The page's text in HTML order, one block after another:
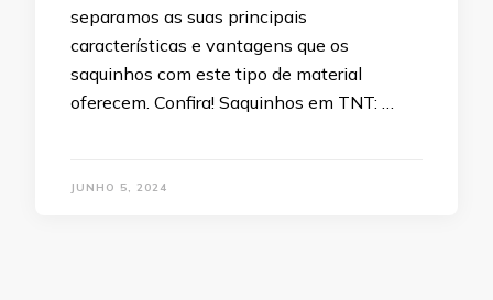
separamos as suas principais
características e vantagens que os
saquinhos com este tipo de material
oferecem. Confira! Saquinhos em TNT: …
JUNHO 5, 2024